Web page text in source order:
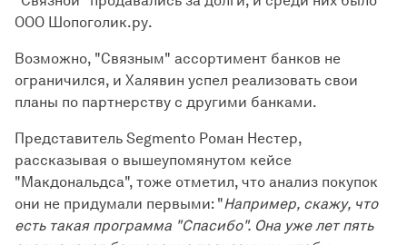
ООО Шопоголик.ру.
Возможно, "Связным" ассортимент банков не
ограничился, и Халявин успел реализовать свои
планы по партнерству с другими банками.
Представитель Segmento Роман Нестер,
рассказывая о вышеупомянутом кейсе
"Макдональдса", тоже отметил, что анализ покупок
они не придумали первыми: "Например, скажу, что
есть такая программа "Спасибо". Она уже лет пять